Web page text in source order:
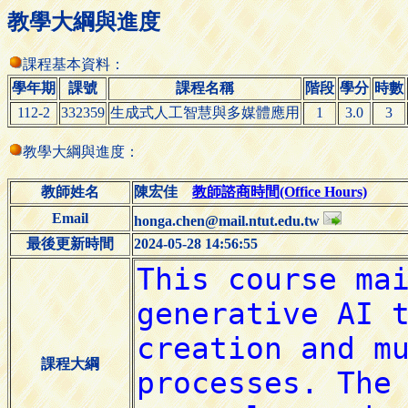
教學大綱與進度
課程基本資料：
學年期
課號 課程名稱 階段 學分 時數
112-2
332359 生成式人工智慧與多媒體應用 1 3.0 3
教學大綱與進度：
教師姓名 陳宏佳教師諮商時間(Office Hours)
Email
honga.chen@mail.ntut.edu.tw
最後更新時間
2024-05-28 14:56:55
課程大綱